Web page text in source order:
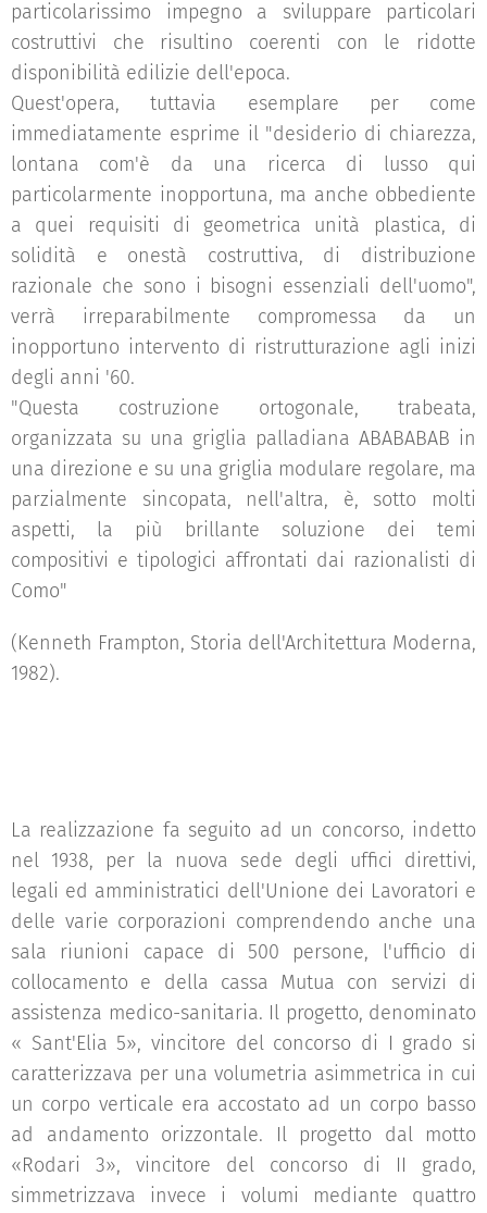
particolarissimo impegno a sviluppare particolari
costruttivi che risultino coerenti con le ridotte
disponibilità edilizie dell'epoca.
Quest'opera, tuttavia esemplare per come
immediatamente esprime il "desiderio di chiarezza,
lontana com'è da una ricerca di lusso qui
particolarmente inopportuna, ma anche obbediente
a quei requisiti di geometrica unità plastica, di
solidità e onestà costruttiva, di distribuzione
razionale che sono i bisogni essenziali dell'uomo",
verrà irreparabilmente compromessa da un
inopportuno intervento di ristrutturazione agli inizi
degli anni '60.
"Questa costruzione ortogonale, trabeata,
organizzata su una griglia palladiana ABABABAB in
una direzione e su una griglia modulare regolare, ma
parzialmente sincopata, nell'altra, è, sotto molti
aspetti, la più brillante soluzione dei temi
compositivi e tipologici affrontati dai razionalisti di
Como"
(Kenneth Frampton, Storia dell'Architettura Moderna,
1982).
La realizzazione fa seguito ad un concorso, indetto
nel 1938, per la nuova sede degli uffici direttivi,
legali ed amministratici dell'Unione dei Lavoratori e
delle varie corporazioni comprendendo anche una
sala riunioni capace di 500 persone, l'ufficio di
collocamento e della cassa Mutua con servizi di
assistenza medico-sanitaria. Il progetto, denominato
« Sant'Elia 5», vincitore del concorso di I grado si
caratterizzava per una volumetria asimmetrica in cui
un corpo verticale era accostato ad un corpo basso
ad andamento orizzontale. Il progetto dal motto
«Rodari 3», vincitore del concorso di II grado,
simmetrizzava invece i volumi mediante quattro